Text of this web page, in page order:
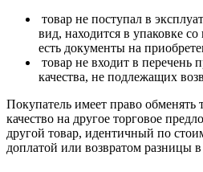
товар не поступал в
вид, находится в упаковке
есть документы на
товар не входит в перечень
качества, не подлежащих
Покупатель имеет право обменять
качество на другое торговое
другой товар, идентичный по
доплатой или возвратом разницы